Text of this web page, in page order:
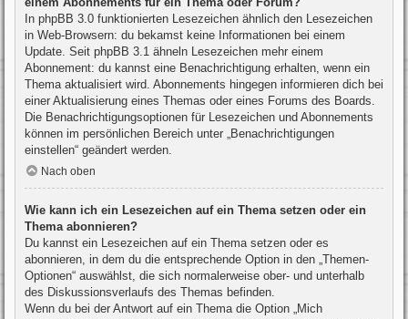
In phpBB 3.0 funktionierten Lesezeichen ähnlich den Lesezeichen
in Web-Browsern: du bekamst keine Informationen bei einem
Update. Seit phpBB 3.1 ähneln Lesezeichen mehr einem
Abonnement: du kannst eine Benachrichtigung erhalten, wenn ein
Thema aktualisiert wird. Abonnements hingegen informieren dich bei
einer Aktualisierung eines Themas oder eines Forums des Boards.
Die Benachrichtigungsoptionen für Lesezeichen und Abonnements
können im persönlichen Bereich unter „Benachrichtigungen
einstellen“ geändert werden.
Nach oben
Wie kann ich ein Lesezeichen auf ein Thema setzen oder ein
Thema abonnieren?
Du kannst ein Lesezeichen auf ein Thema setzen oder es
abonnieren, in dem du die entsprechende Option in den „Themen-
Optionen“ auswählst, die sich normalerweise ober- und unterhalb
des Diskussionsverlaufs des Themas befinden.
Wenn du bei der Antwort auf ein Thema die Option „Mich